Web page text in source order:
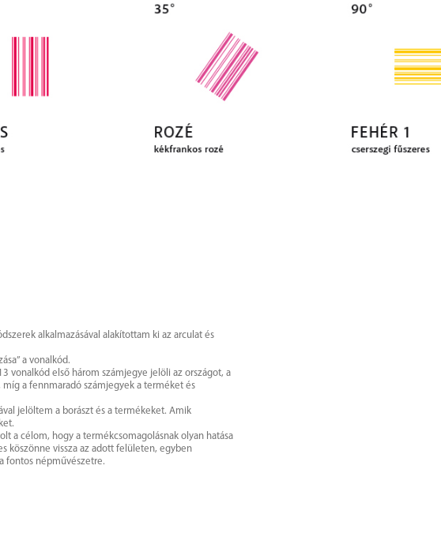
alkalmazásával alakítottam ki az arculat és
a vonalkód.
vonalkód első három számjegye jelöli az országot, a
a fennmaradó számjegyek a terméket és
jelöltem a borászt és a termékeket. Amik
a célom, hogy a termékcsomagolásnak olyan hatása
köszönne vissza az adott felületen, egyben
fontos népművészetre.